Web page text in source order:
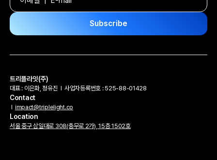
트리플라잇(주)
대표 : 이은화, 정유진 l 사업자등록번호 : 525-88-01428
Contact
l impact@triplelight.co
Location
서울 중구 삼일대로 308(충무로 2가), 15층 1502호